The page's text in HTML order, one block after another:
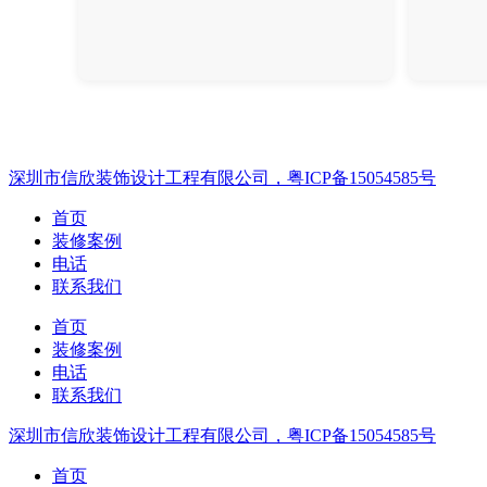
深圳市信欣装饰设计工程有限公司，粤ICP备15054585号
首页
装修案例
电话
联系我们
首页
装修案例
电话
联系我们
深圳市信欣装饰设计工程有限公司，粤ICP备15054585号
首页